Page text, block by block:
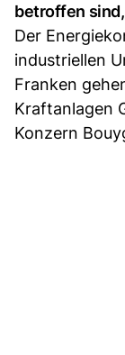
betroffen
Der
industriellen
Franken
Kraftanlagen
Konzern